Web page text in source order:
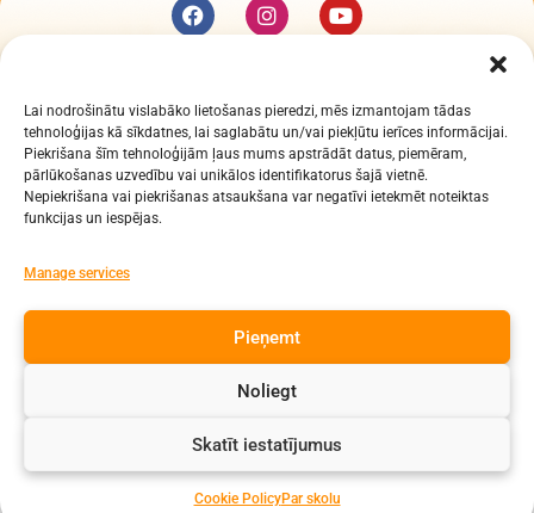
Lai nodrošinātu vislabāko lietošanas pieredzi, mēs izmantojam tādas
tehnoloģijas kā sīkdatnes, lai saglabātu un/vai piekļūtu ierīces informācijai.
Piekrišana šīm tehnoloģijām ļaus mums apstrādāt datus, piemēram,
pārlūkošanas uzvedību vai unikālos identifikatorus šajā vietnē.
Nepiekrišana vai piekrišanas atsaukšana var negatīvi ietekmēt noteiktas
funkcijas un iespējas.
Manage services
Pieņemt
Noliegt
Skatīt iestatījumus
Cookie PolicyPar skolu
Daugavpils Zinātņu vidusskola
Raiņa iela 30, Daugavpils, LV-5401
Reģ. Nr. 2713903513 (IZM)
Daugavpils valstspilsētas pašvaldība 90000077325
tālr. Direktors: 65423030,
Lietvedis: 65421923
Visas tiesības aizsargātas